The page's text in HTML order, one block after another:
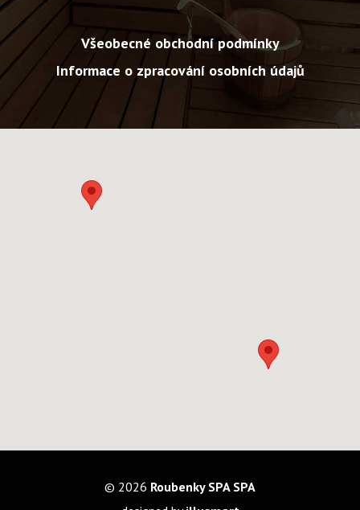
Všeobecné obchodní podmínky
Informace o zpracování osobních údajů
© 2026 Roubenky SPA SPA